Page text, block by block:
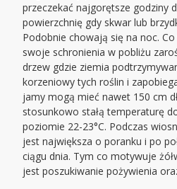
przeczekać najgorętsze godziny
powierzchnię gdy skwar lub
Podobnie chowają się na noc.
swoje schronienia w pobliżu
drzew gdzie ziemia
korzeniowy tych roślin i
jamy mogą mieć nawet 150 cm
stosunkowo stałą temperaturę
poziomie 22-23°C. Podczas
jest największa o poranku i po
ciągu dnia. Tym co motywuje
jest poszukiwanie pożywienia